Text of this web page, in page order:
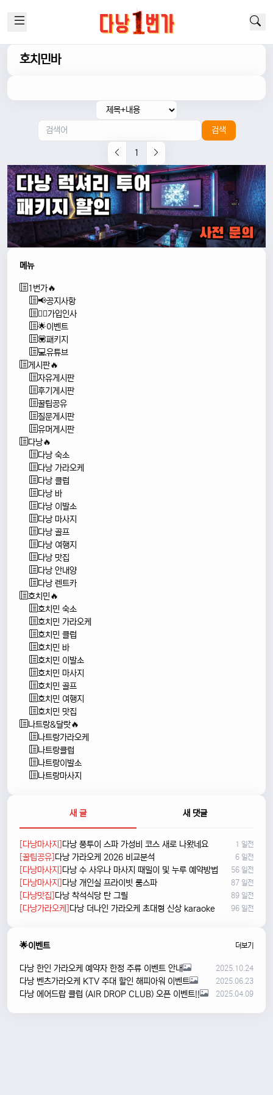
호치민바
검색
1
메뉴
1번가🔥
📢공지사항
🙇‍♂️가입인사
🌟이벤트
💟패키지
💻유튜브
게시판🔥
자유게시판
후기게시판
꿀팁공유
질문게시판
유머게시판
다낭🔥
다낭 숙소
다낭 가라오케
다낭 클럽
다낭 바
다낭 이발소
다낭 마사지
다낭 골프
다낭 여행지
다낭 맛집
다낭 안내양
다낭 렌트카
호치민🔥
호치민 숙소
호치민 가라오케
호치민 클럽
호치민 바
호치민 이발소
호치민 마사지
호치민 골프
호치민 여행지
호치민 맛집
나트랑&달랏🔥
나트랑가라오케
나트랑클럽
나트랑이발소
나트랑마사지
새 글 새 댓글
[다낭마사지]다낭 풍투이 스파 가성비 코스 새로 나왔네요 1 일전
[꿀팁공유]다낭 가라오케 2026 비교분석 6 일전
[다낭마사지]다낭 수 사우나 마사지 때밀이 및 누루 예약방법 56 일전
[다낭마사지]다낭 개인실 프라이빗 룸스파 87 일전
[다낭맛집]다낭 착석식당 탄 그릴 89 일전
[다낭가라오케]다낭 더나인 가라오케 초대형 신상 karaoke 96 일전
🌟이벤트 더보기
다낭 한인 가라오케 예약자 한정 주류 이벤트 안내 2025.10.24
다낭 벤츠가라오케 KTV 주대 할인 해피아워 이벤트 2025.06.23
다낭 에어드랍 클럽 (AIR DROP CLUB) 오픈 이벤트!! 2025.04.09